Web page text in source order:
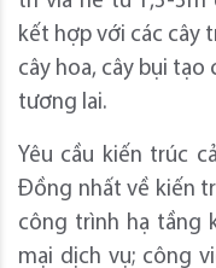
kết hợp với các cây
cây hoa, cây bụi tạo
tương lai.
Yêu cầu kiến trúc
Đồng nhất về kiến
công trình hạ tầng
mại dịch vụ; công